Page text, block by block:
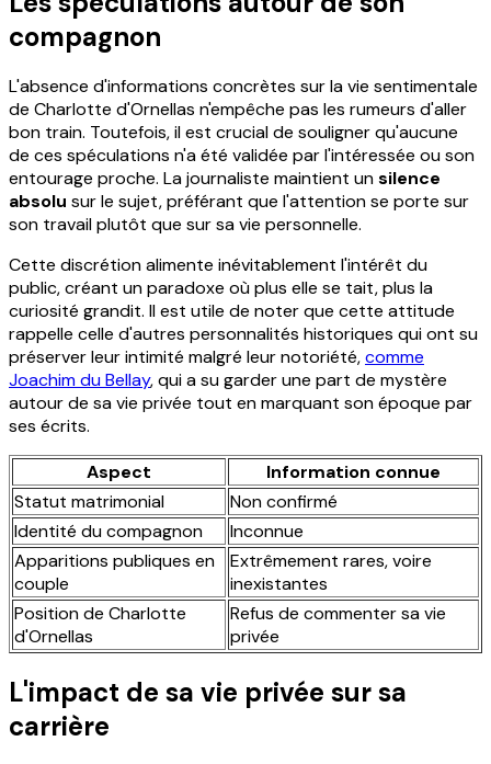
compagnon
L'absence d'informations concrètes sur la vie sentimentale
de Charlotte d'Ornellas n'empêche pas les rumeurs d'aller
bon train. Toutefois, il est crucial de souligner qu'aucune
de ces spéculations n'a été validée par l'intéressée ou son
entourage proche. La journaliste maintient unsilence
absolu sur le sujet, préférant que l'attention se porte sur
son travail plutôt que sur sa vie personnelle.
Cette discrétion alimente inévitablement l'intérêt du
public, créant un paradoxe où plus elle se tait, plus la
curiosité grandit. Il est utile de noter que cette attitude
rappelle celle d'autres personnalités historiques qui ont su
préserver leur intimité malgré leur notoriété,comme
Joachim du Bellay, qui a su garder une part de mystère
autour de sa vie privée tout en marquant son époque par
ses écrits.
Aspect
Information connue
Statut matrimonial
Non confirmé
Identité du compagnon
Inconnue
Apparitions publiques en
couple
Extrêmement rares, voire
inexistantes
Position de Charlotte
d'Ornellas
Refus de commenter sa vie
privée
L'impact de sa vie privée sur sa
carrière